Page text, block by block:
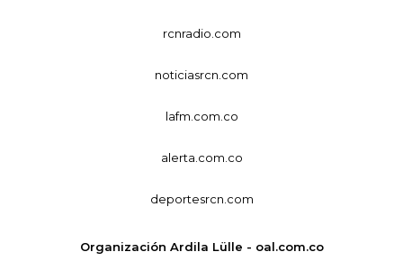
rcnradio.com
noticiasrcn.com
lafm.com.co
alerta.com.co
deportesrcn.com
Organización Ardila Lülle - oal.com.co